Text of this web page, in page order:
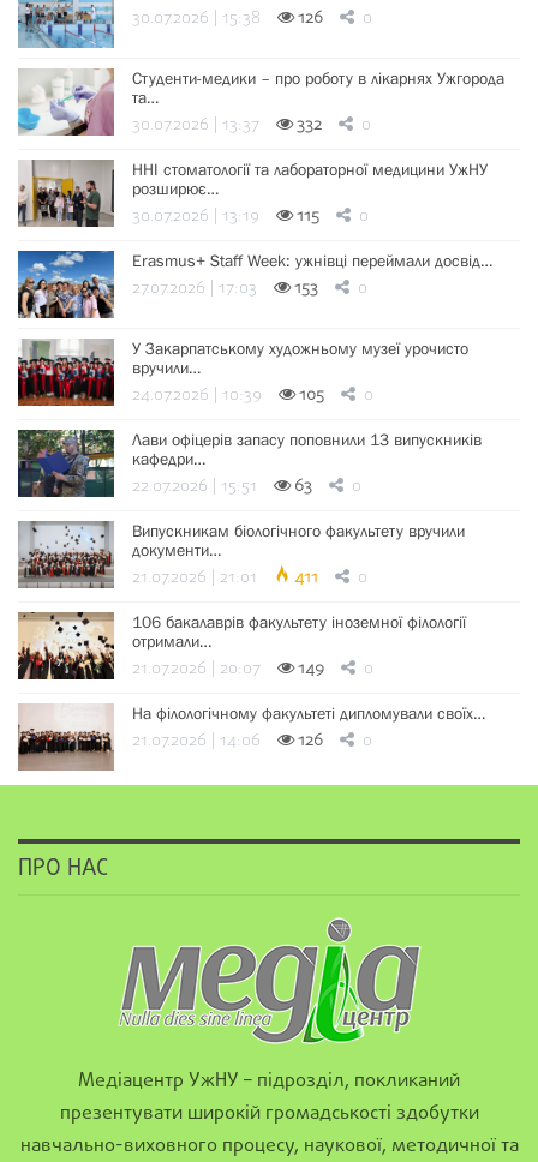
30.07.2026 | 15:38 126 0
Студенти-медики – про роботу в лікарнях Ужгорода
та…
30.07.2026 | 13:37 332 0
ННІ стоматології та лабораторної медицини УжНУ
розширює…
30.07.2026 | 13:19 115 0
Erasmus+ Staff Week: ужнівці переймали досвід…
27.07.2026 | 17:03 153 0
У Закарпатському художньому музеї урочисто
вручили…
24.07.2026 | 10:39 105 0
Лави офіцерів запасу поповнили 13 випускників
кафедри…
22.07.2026 | 15:51 63 0
Випускникам біологічного факультету вручили
документи…
21.07.2026 | 21:01 411 0
106 бакалаврів факультету іноземної філології
отримали…
21.07.2026 | 20:07 149 0
На філологічному факультеті дипломували своїх…
21.07.2026 | 14:06 126 0
ПРО НАС
Медіацентр УжНУ – підрозділ, покликаний
презентувати широкій громадськості здобутки
навчально-виховного процесу, наукової, методичної та